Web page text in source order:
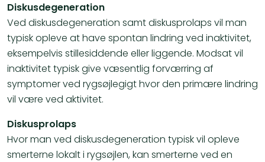
Diskusdegeneration
Ved diskusdegeneration samt diskusprolaps vil man
typisk opleve at have spontan lindring ved inaktivitet,
eksempelvis stillesiddende eller liggende. Modsat vil
inaktivitet typisk give væsentlig forværring af
symptomer ved rygsøjlegigt hvor den primære lindring
vil være ved aktivitet.
Diskusprolaps
Hvor man ved diskusdegeneration typisk vil opleve
smerterne lokalt i rygsøjlen, kan smerterne ved en